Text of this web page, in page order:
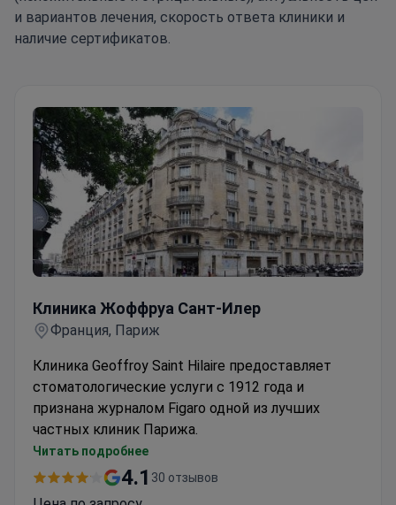
и вариантов лечения, скорость ответа клиники и
наличие сертификатов.
Клиника Жоффруа Сант-Илер
Франция, Париж
Клиника Geoffroy Saint Hilaire предоставляет
стоматологические услуги с 1912 года и
признана журналом Figaro одной из лучших
частных клиник Парижа.
Более 15 000 операций ежегодно в
терапевтических и хирургических центрах
Читать подробнее
4.1 30 отзывов